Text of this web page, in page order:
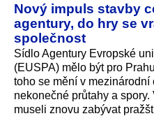
Nový impuls stavby
agentury, do hry se
společnost
Sídlo Agentury Evropské
(EUSPA) mělo být pro
toho se mění v
nekonečné průtahy a
museli znovu zabývat